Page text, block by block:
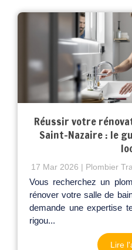
Réussir votre
Saint-Nazaire : le
17 Mar 2026 Plombier
Vous recherchez un
rénover votre salle de
demande une expertise
rigou...
Lire